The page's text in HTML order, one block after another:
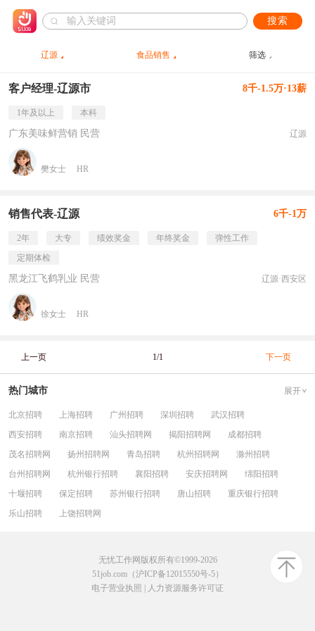
搜索
辽源 食品销售 筛选
客户经理-辽源市 8千-1.5万·13薪
1年及以上 本科
广东美味鲜营销 民营 辽源
樊女士 HR
销售代表-辽源 6千-1万
2年 大专 绩效奖金 年终奖金
弹性工作
定期体检
黑龙江飞鹤乳业 民营 辽源·西安区
徐女士 HR
上一页 1/1 下一页
热门城市 展开
北京招聘 上海招聘 广州招聘 深圳招聘
武汉招聘
西安招聘
南京招聘 汕头招聘网 揭阳招聘网
成都招聘
茂名招聘网
扬州招聘网 青岛招聘 杭州招聘网
滁州招聘
台州招聘网
杭州银行招聘 襄阳招聘 安庆招聘网
绵阳招聘
十堰招聘
保定招聘 苏州银行招聘 唐山招聘
重庆银行招聘
乐山招聘
上饶招聘网
无忧工作网版权所有©1999-2026
51job.com（沪ICP备12015550号-5）
电子营业执照
人力资源服务许可证